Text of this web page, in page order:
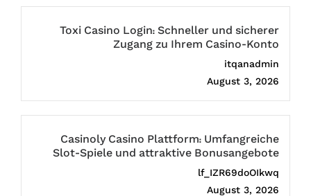
Toxi Casino Login: Schneller und sicherer
Zugang zu Ihrem Casino-Konto
itqanadmin
August 3, 2026
Casinoly Casino Plattform: Umfangreiche
Slot-Spiele und attraktive Bonusangebote
lf_IZR69doOIkwq
August 3, 2026